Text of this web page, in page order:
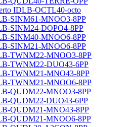
IDLB-OCTL40-octo
SINM61-MNOO3-8PP
SINM24-DOPO4-8PP
SINM40-MNOO6-8PP
SINM21-MNOO6-8PP
TWNM22-MNOO3-8PP
TWNM22-DUO43-6PP
TWNM21-MNO43-8PP
TWNM21-MNOO6-8PP
QUDM22-MNOO3-8PP
QUDM22-DUO43-6PP
QUDM21-MNO43-8PP
QUDM21-MNOO6-8PP